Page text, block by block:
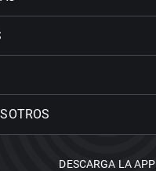
DESCARGA LA APP